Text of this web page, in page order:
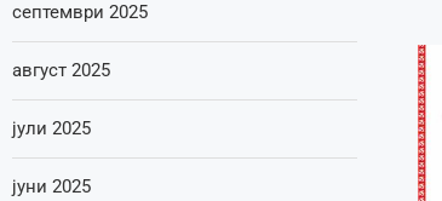
септември 2025
август 2025
јули 2025
јуни 2025